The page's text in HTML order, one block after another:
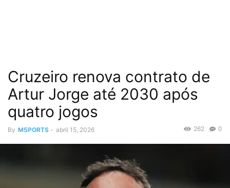
Cruzeiro renova contrato de
Artur Jorge até 2030 após
quatro jogos
By M5PORTS - abril 15, 2026 0
262